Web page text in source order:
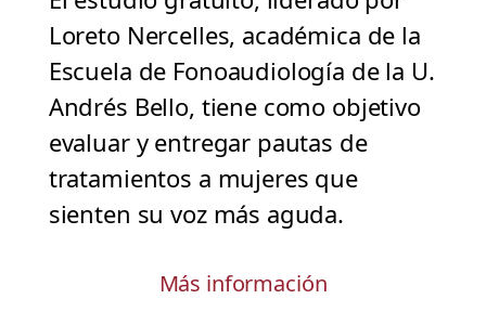
Loreto Nercelles, académica de la
Escuela de Fonoaudiología de la U.
Andrés Bello, tiene como objetivo
evaluar y entregar pautas de
tratamientos a mujeres que
sienten su voz más aguda.
Más información